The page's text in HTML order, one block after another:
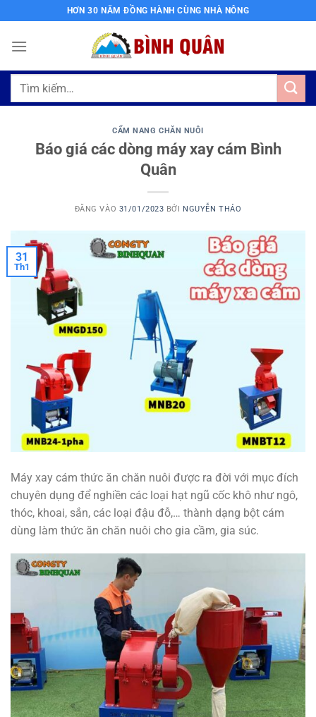
qua
nội
HƠN 30 NĂM ĐỒNG HÀNH CÙNG NHÀ NÔNG
Tìm
CẨM NANG CHĂN NUÔI
Báo giá các dòng máy xay cám Bình
Quân
ĐĂNG VÀO 31/01/2023 BỞI NGUYỄN THẢO
31
Th1
Máy xay cám thức ăn chăn nuôi được ra đời với mục đích
chuyên dụng để nghiền các loại hạt ngũ cốc khô như ngô,
thóc, khoai, sắn, các loại đậu đỗ,… thành dạng bột cám
dùng làm thức ăn chăn nuôi cho gia cầm, gia súc.